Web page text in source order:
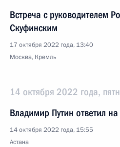
Встреча с руководителем
Скуфинским
17 октября 2022 года, 13:40
Москва, Кремль
14 октября 2022 года,
Владимир Путин ответил
14 октября 2022 года, 15:55
Астана